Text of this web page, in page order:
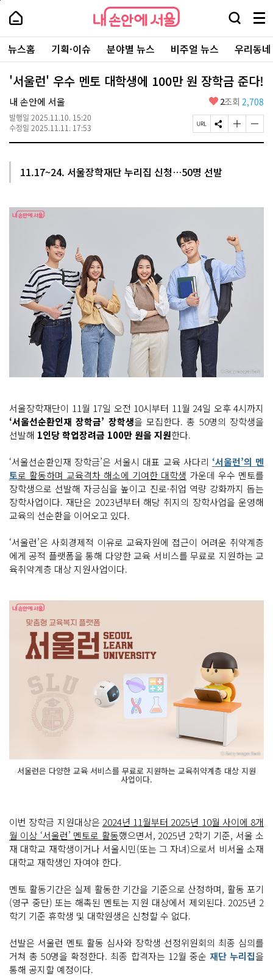
본
로
가
내
손
안
에
서
울
-
서
울
시
대
표
소
포
내
손
에
울
검
창
열
기
메
뉴
전
체
보
기
주
요
서
뉴스홈 기획·이슈 분야별 뉴스 비주얼 뉴스 우리동
'서울런' 우수 멘토 대학생에 100만 원 장학금 준다!
내 손안에 서울
발행일 2025.11.10. 15:20
수정일 2025.11.11. 17:53
좋
요
2조회 2,708
페
이
R
L
S
N
유
하
글
자
하
글
자
하
11.17~24. 서울장학재단 누리집 신청…50명 선발
서울장학재단이 11월 17일 오전 10시부터 11월 24일 오후 4시까지
‘서울선순환인재 장학금’ 장학생을 모집한다. 총 50명의 장학생을
선발해 1인당 학업장려금 100만 원을 지원한다.
‘서울선순환인재 장학금’은 서울시 대표 교육 사다리 ‘서울런’의 멘
토로 활동하며 교육격차 해소에 기여한 대학생 가운데 우수 멘토를
장학생으로 선발해 자긍심을 높이고 진로·취업 역량 강화까지 돕는
장학사업이다. 재단은 2023년부터 해당 취지의 장학사업을 운영해
교육의 선순환을 이어오고 있다.
‘서울런’은 사회경제적 이유로 교육자원에 접근이 어려운 취약계층
에게 공적 플랫폼을 통해 다양한 교육 서비스를 무료로 지원하는 교
육취약계층 대상 지원사업이다.
서울런은 다양한 교육 서비스를 무료로 지원하는 교육취약계층 대상 지원
사업이다.
이번 장학금 지원대상은 2024년 11월부터 2025년 10월 사이에 8개
월 이상 ‘서울런’ 멘토로 활동했으면서, 2025년 2학기 기준, 서울 소
재 대학교 재학생이거나 서울시민(또는 그 자녀)으로서 비서울 소재
대학교 재학생인 자여야 한다.
멘토 활동기간은 실제 활동한 기간을 기준으로 산정하며, 활동 포기
(영구 중단) 또는 해촉된 멘토는 지원 대상에서 제외된다. 2025년 2
학기 기준 휴학생 및 대학원생은 신청할 수 없다.
선발은 서울런 멘토 활동 심사와 장학생 선정위원회의 최종 심의를
거쳐 총 50명을 확정한다. 최종 합격자는 12월 중순 재단 누리집을
통해 공지할 예정이다.
페
상
단
로